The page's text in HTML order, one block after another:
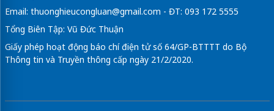
Email: thuonghieucongluan@gmail.com - ĐT: 093 172 5555
Tổng Biên Tập: Vũ Đức Thuận
Giấy phép hoạt động báo chí điện tử số 64/GP-BTTTT do Bộ
Thông tin và Truyền thông cấp ngày 21/2/2020.